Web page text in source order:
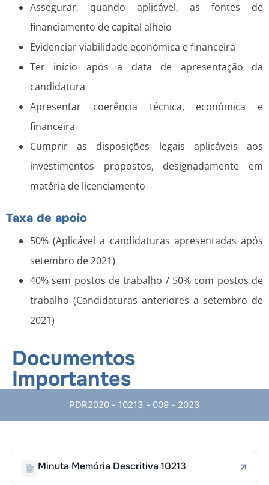
Assegurar, quando aplicável, as fontes de
financiamento de capital alheio
Evidenciar viabilidade económica e financeira
Ter início após a data de apresentação da
candidatura
Apresentar coerência técnica, económica e
financeira
Cumprir as disposições legais aplicáveis aos
investimentos propostos, designadamente em
matéria de licenciamento
Taxa de apoio
50% (Aplicável a candidaturas apresentadas após
setembro de 2021)
40% sem postos de trabalho / 50% com postos de
trabalho (Candidaturas anteriores a setembro de
2021)
Documentos
Importantes
PDR2020 - 10213 - 009 - 2023
Minuta Memória Descritiva 10213 ↗